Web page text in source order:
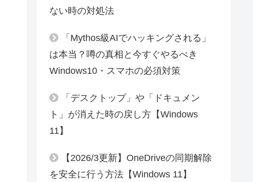
ない時の対処法
「Mythos級AIでハッキングされる」
は本当？噂の真相と今すぐやるべき
Windows10・スマホの必須対策
「デスクトップ」や「ドキュメン
ト」が消えた時の戻し方【Windows
11】
【2026/3更新】OneDriveの同期解除
を安全に行う方法【Windows 11】